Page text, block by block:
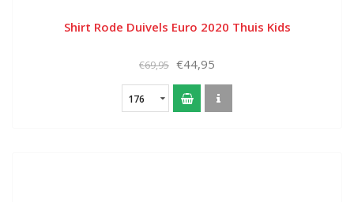
Shirt Rode Duivels Euro 2020 Thuis Kids
€69,95 €44,95
176